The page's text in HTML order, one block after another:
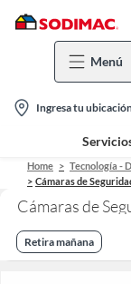
Menú
location-
icon
Ingresa tu
Home
Tecnología -
Cámaras de
Cámaras de
Retira mañana